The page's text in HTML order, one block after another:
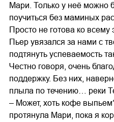
Мари. Только у неё можно
поучиться без маминых
Просто не готова ко всему
Пьер увязался за нами с
подтянуть успеваемость
Честно говоря, очень
поддержку. Без них,
плыла по течению… реки
– Может, хоть кофе
протянула Мари, пока я